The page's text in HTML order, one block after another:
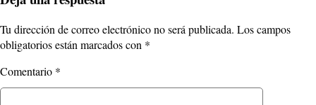
Tu dirección de correo electrónico no será publicada. Los campos
obligatorios están marcados con *
Comentario *